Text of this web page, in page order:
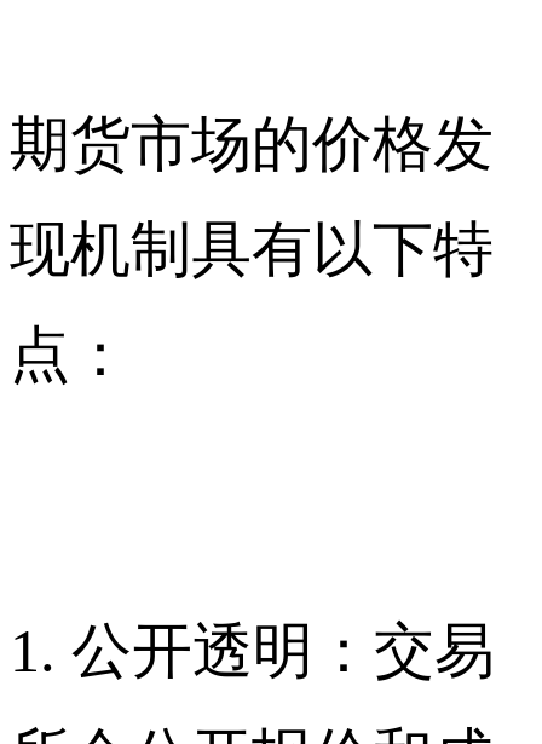
期货市场的价格发
现机制具有以下特
点：
1. 公开透明：交易